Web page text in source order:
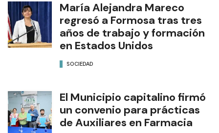
María Alejandra Mareco
regresó a Formosa tras tres
años de trabajo y formación
en Estados Unidos
SOCIEDAD
El Municipio capitalino firmó
un convenio para prácticas
de Auxiliares en Farmacia